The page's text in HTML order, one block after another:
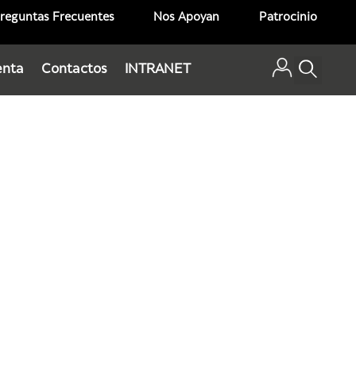
Frecuentes Nos Apoyan Patrocinio
Contactos INTRANET